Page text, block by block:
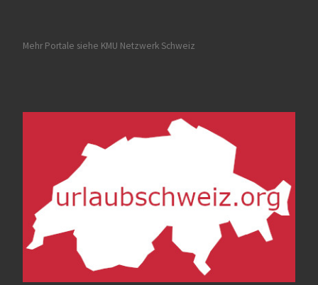
Mehr Portale siehe KMU Netzwerk Schweiz